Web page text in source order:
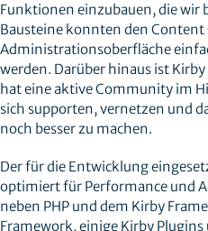
Funktionen einzubauen, die wir
Bausteine konnten den Content
Administrationsoberfläche
werden. Darüber hinaus ist
hat eine aktive Community im
sich supporten, vernetzen und
noch besser zu machen.
Der für die Entwicklung
optimiert für Performance und
neben PHP und dem Kirby
Framework, einige Kirby Plugins